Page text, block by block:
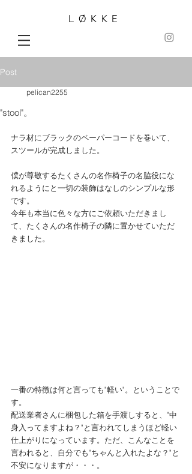
LØKKE
Post
"stool"。
pelican2255
ナラ材にブラックのペーパーコードを巻いて、
スツールが完成しました。
僕が尊敬するたくさんの名作椅子の名脇役にな
れるようにと一切の装飾はなしのシンプルな形
です。
今年も本当に色々な方にご依頼いただきまし
て、たくさんの名作椅子の隣に置かせていただ
きました。
一番の特徴は何と言っても"軽い"。ということで
す。
配送業者さんに梱包した箱を手渡しすると、"中
身入ってますよね？"と言われてしまうほど軽い
仕上がりになっています。ただ、こんなことを
言われると、自分でも"ちゃんと入れたよな？"と
不安になりますが・・・。